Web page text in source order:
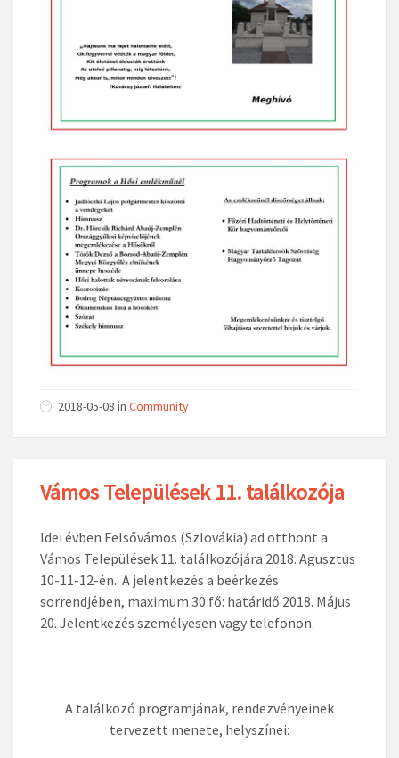
2018-05-08 in Community
Vámos Települések 11. találkozója
Idei évben Felsővámos (Szlovákia) ad otthont a
Vámos Települések 11. találkozójára 2018. Agusztus
10-11-12-én. A jelentkezés a beérkezés
sorrendjében, maximum 30 fő: határidő 2018. Május
20. Jelentkezés személyesen vagy telefonon.
A találkozó programjának, rendezvényeinek
tervezett menete, helyszínei: